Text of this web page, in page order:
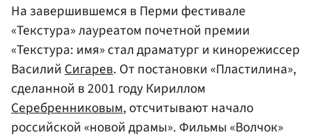
На завершившемся в Перми фестивале
«Текстура» лауреатом почетной премии
«Текстура: имя» стал драматург и кинорежиссер
ВасилийСигарев. От постановки «Пластилина»,
сделанной в 2001 году Кириллом
Серебренниковым, отсчитывают начало
российской «новой драмы». Фильмы «Волчок»